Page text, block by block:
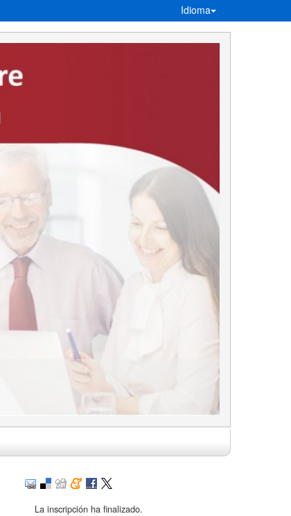
Idioma
La inscripción ha finalizado.